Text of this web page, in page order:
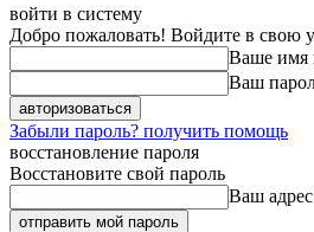
войти в систему
Добро пожаловать! Войдите в свою
Ваше имя
Ваш
Забыли пароль? получить помощь
восстановление пароля
Восстановите свой пароль
Ваш